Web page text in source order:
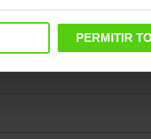
PERMITIR